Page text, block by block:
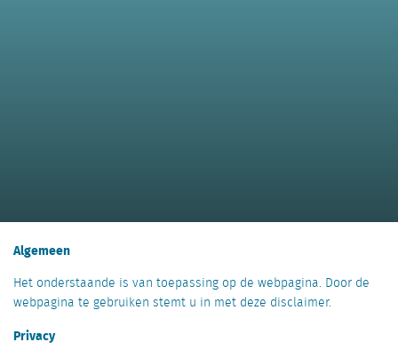
Algemeen
Het onderstaande is van toepassing op de webpagina. Door de
webpagina te gebruiken stemt u in met deze disclaimer.
Privacy